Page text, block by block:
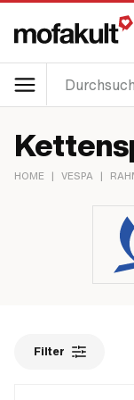
HOME | VESPA |
Filter